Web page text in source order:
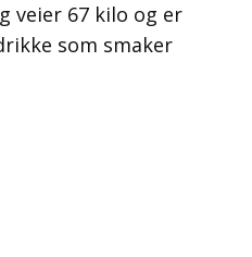
veier 67 kilo og er
som smaker